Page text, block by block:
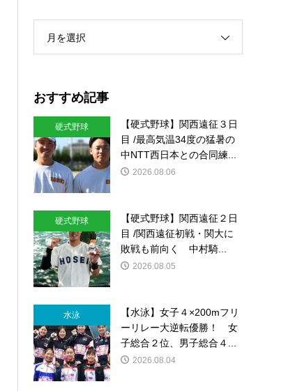
月を選択
おすすめ記事
硬式野球
【硬式野球】関西遠征３日
目 /最高気温34度の猛暑の
中NTT西日本との合同練...
2026.08.06
硬式野球
【硬式野球】関西遠征２日
目 /関西遠征初戦・関大に
敗戦も前向く 中村騎...
2026.08.05
水泳
【水泳】女子４×200mフリ
ーリレー大逆転優勝！ 女
子総合２位、男子総合４...
2026.08.04